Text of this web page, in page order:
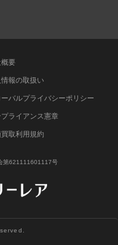
要
報の取扱い
ーバルプライバシーポリシー
プライアンス憲章
買取利用規約
第621111601117号